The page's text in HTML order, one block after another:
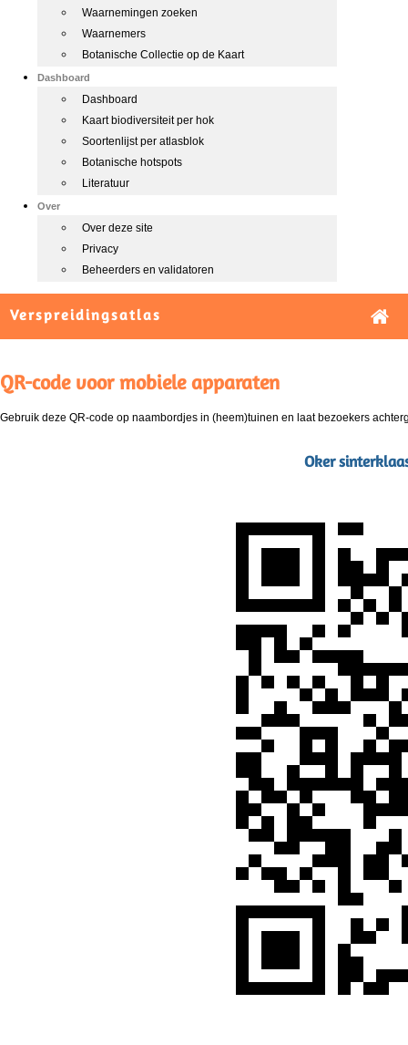
Waarnemingen zoeken
Waarnemers
Botanische Collectie op de Kaart
Dashboard
Dashboard
Kaart biodiversiteit per hok
Soortenlijst per atlasblok
Botanische hotspots
Literatuur
Over
Over deze site
Privacy
Beheerders en validatoren
Verspreidingsatlas
QR-code voor mobiele apparaten
Gebruik deze QR-code op naambordjes in (heem)tuinen en laat bezoekers
Oker